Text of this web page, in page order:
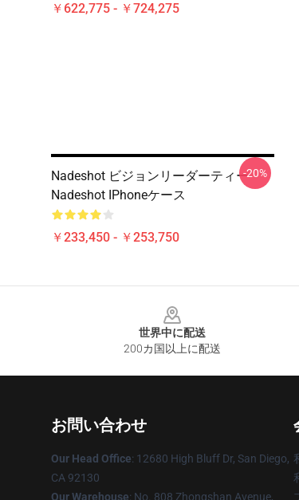
￥622,775 - ￥724,275
Nadeshot ビジョンリーダーティー
Nadeshot IPhoneケース
￥233,450 - ￥253,750
-20%
世界中に配送
200カ国以上に配送
お問い合わせ
Our Head Office: 12680 High Bluff Dr, San Diego,
CA 92130
Our Warehouse: No. 808 Zhongshan Avenue,